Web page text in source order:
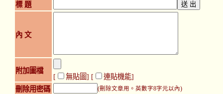
標 題
內 文
附加圖檔
[ 無貼圖] [ 連貼機能]
刪除用密碼
(刪除文章用。英數字8字元以內)